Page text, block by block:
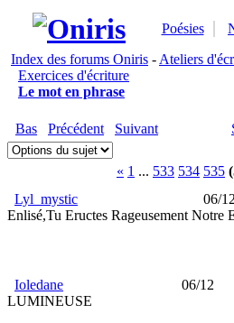
Poésies
Index des forums Oniris - Ateliers
Exercices d'écriture
Le mot en phrase
Bas Précédent Suivant
« 1 ... 533 534 535
Lyl_mystic
06/12
Enlisé,Tu Eructes Rageusement Notre
Ioledane 06/12
LUMINEUSE